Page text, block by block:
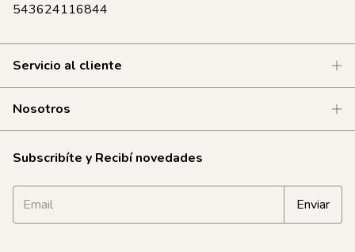
543624116844
Servicio al cliente
Nosotros
Subscribíte y Recibí novedades